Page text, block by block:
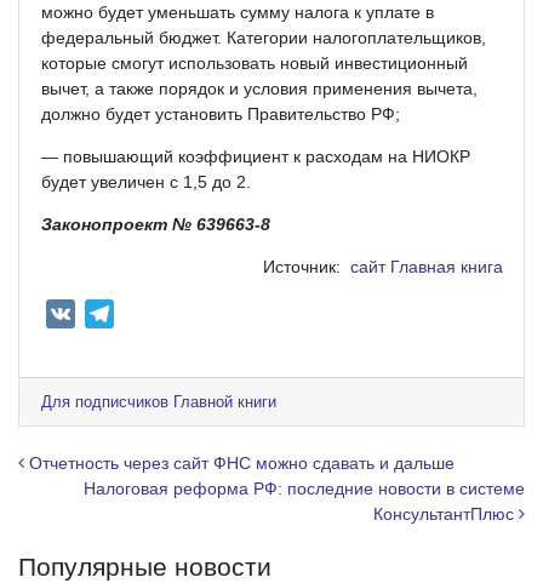
можно будет уменьшать сумму налога к уплате в
федеральный бюджет. Категории налогоплательщиков,
которые смогут использовать новый инвестиционный
вычет, а также порядок и условия применения вычета,
должно будет установить Правительство РФ;
— повышающий коэффициент к расходам на НИОКР
будет увеличен с 1,5 до 2.
Законопроект № 639663-8
Источник: сайт Главная книга
e
g
r
a
Для подписчиков Главной книги
Навигация по записям
Отчетность через сайт ФНС можно сдавать и дальше
Налоговая реформа РФ: последние новости в системе
КонсультантПлюс
Популярные новости